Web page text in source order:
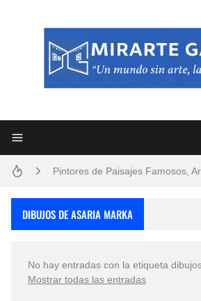
Pintores de Paisajes Famosos,
DIBUJOS DE ASARIA MARKA
No hay entradas con la etiqueta
Mostrar todas las entradas